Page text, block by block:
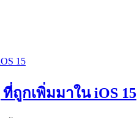
ถูกเพิ่มมาใน iOS 15